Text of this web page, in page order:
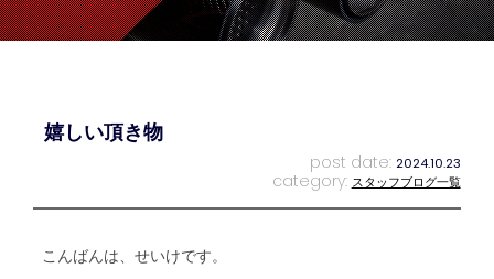
全国納車 特別作業 注文販売
嬉しい頂き物
post date: 2024.10.23
category: スタッフブログ一覧
こんばんは、せいけです。